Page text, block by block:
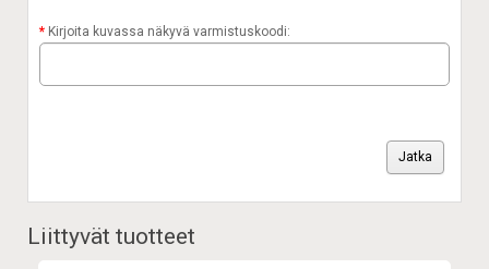
Kirjoita kuvassa näkyvä varmistuskoodi:
Jatka
Liittyvät tuotteet